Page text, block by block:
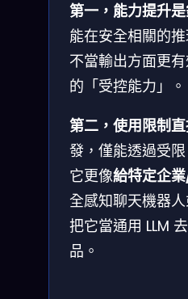
第一，能力提升
能在安全相關的
不當輸出方面更
的「受控能力」。
第二，使用限制
發，僅能透過受
它更像給特定企
全感知聊天機器
把它當通用 LLM
品。